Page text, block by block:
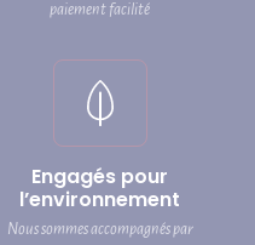
paiement facilité
Engagés pour
l’environnement
Nous sommes accompagnés par